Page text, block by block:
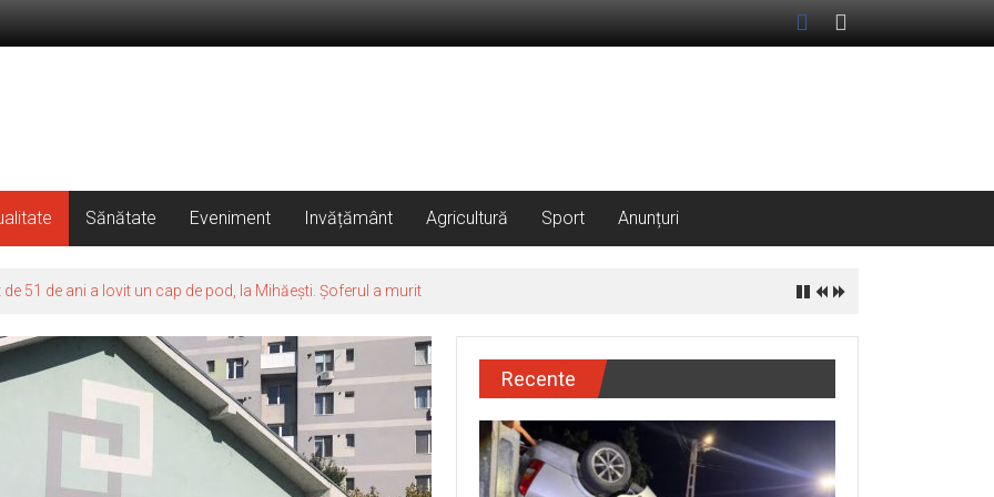
Sănătate Eveniment Invățământ Agricultură Sport Anunțuri
51 de ani a lovit un cap de pod, la Mihăești. Șoferul a murit
Recente